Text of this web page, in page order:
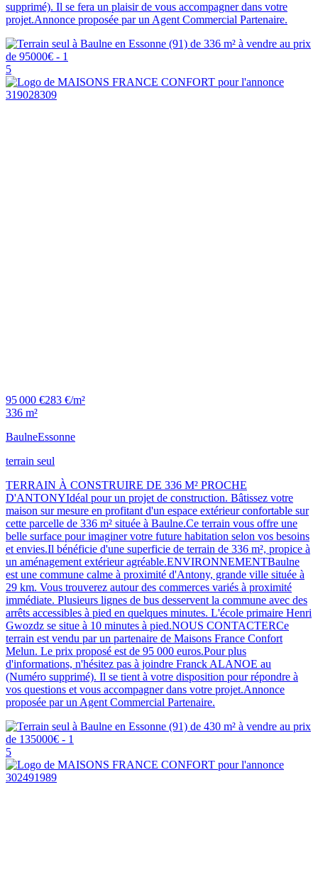
supprimé). Il se fera un plaisir de vous accompagner dans votre
projet.Annonce proposée par un Agent Commercial Partenaire.
5
95 000 €283 €/m²
336 m²
BaulneEssonne
terrain seul
TERRAIN À CONSTRUIRE DE 336 M² PROCHE
D'ANTONYIdéal pour un projet de construction. Bâtissez votre
maison sur mesure en profitant d'un espace extérieur confortable sur
cette parcelle de 336 m² située à Baulne.Ce terrain vous offre une
belle surface pour imaginer votre future habitation selon vos besoins
et envies.Il bénéficie d'une superficie de terrain de 336 m², propice à
un aménagement extérieur agréable.ENVIRONNEMENTBaulne
est une commune calme à proximité d'Antony, grande ville située à
29 km. Vous trouverez autour des commerces variés à proximité
immédiate. Plusieurs lignes de bus desservent la commune avec des
arrêts accessibles à pied en quelques minutes. L'école primaire Henri
Gwozdz se situe à 10 minutes à pied.NOUS CONTACTERCe
terrain est vendu par un partenaire de Maisons France Confort
Melun. Le prix proposé est de 95 000 euros.Pour plus
d'informations, n'hésitez pas à joindre Franck ALANOE au
(Numéro supprimé). Il se tient à votre disposition pour répondre à
vos questions et vous accompagner dans votre projet.Annonce
proposée par un Agent Commercial Partenaire.
5